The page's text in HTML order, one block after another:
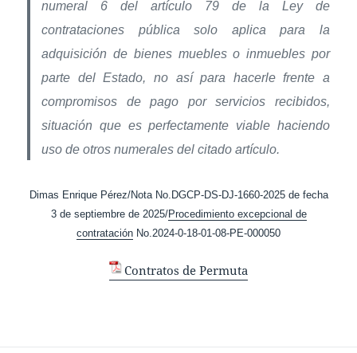
numeral 6 del artículo 79 de la Ley de
contrataciones pública solo aplica para la
adquisición de bienes muebles o inmuebles por
parte del Estado, no así para hacerle frente a
compromisos de pago por servicios recibidos,
situación que es perfectamente viable haciendo
uso de otros numerales del citado artículo.
Dimas Enrique Pérez/Nota No.DGCP-DS-DJ-1660-2025 de fecha
3 de septiembre de 2025/Procedimiento excepcional de
contratación No.2024-0-18-01-08-PE-000050
Contratos de Permuta